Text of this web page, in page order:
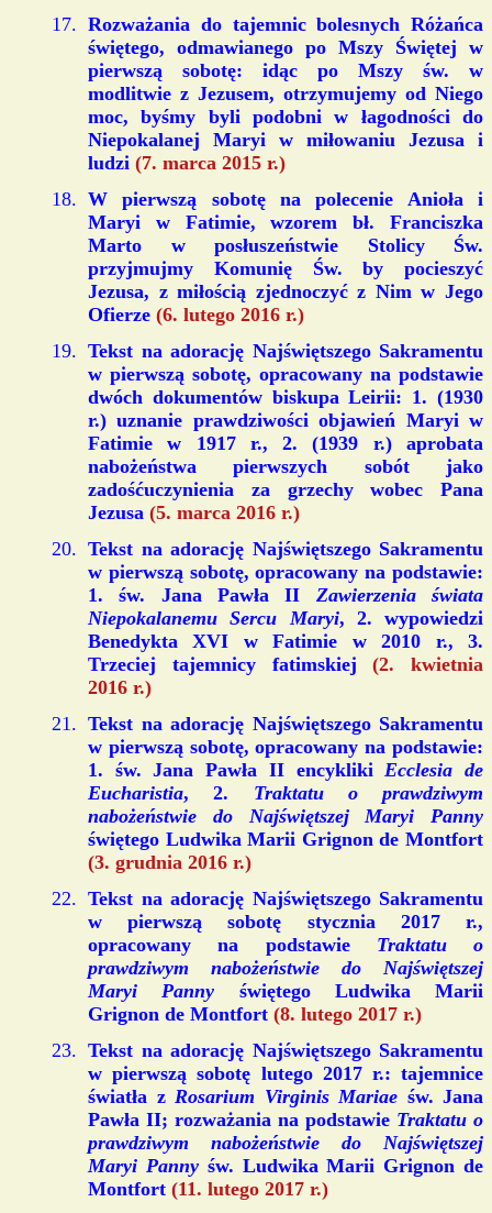
Rozważania do tajemnic bolesnych Różańca
świętego, odmawianego po Mszy Świętej w
pierwszą sobotę: idąc po Mszy św. w
modlitwie z Jezusem, otrzymujemy od Niego
moc, byśmy byli podobni w łagodności do
Niepokalanej Maryi w miłowaniu Jezusa i
ludzi (7. marca 2015 r.)
W pierwszą sobotę na polecenie Anioła i
Maryi w Fatimie, wzorem bł. Franciszka
Marto w posłuszeństwie Stolicy Św.
przyjmujmy Komunię Św. by pocieszyć
Jezusa, z miłością zjednoczyć z Nim w Jego
Ofierze (6. lutego 2016 r.)
Tekst na adorację Najświętszego Sakramentu
w pierwszą sobotę, opracowany na podstawie
dwóch dokumentów biskupa Leirii: 1. (1930
r.) uznanie prawdziwości objawień Maryi w
Fatimie w 1917 r., 2. (1939 r.) aprobata
nabożeństwa pierwszych sobót jako
zadośćuczynienia za grzechy wobec Pana
Jezusa (5. marca 2016 r.)
Tekst na adorację Najświętszego Sakramentu
w pierwszą sobotę, opracowany na podstawie:
1. św. Jana Pawła II Zawierzenia świata
Niepokalanemu Sercu Maryi, 2. wypowiedzi
Benedykta XVI w Fatimie w 2010 r., 3.
Trzeciej tajemnicy fatimskiej (2. kwietnia
2016 r.)
Tekst na adorację Najświętszego Sakramentu
w pierwszą sobotę, opracowany na podstawie:
1. św. Jana Pawła II encyklikiEcclesia de
Eucharistia, 2. Traktatu o prawdziwym
nabożeństwie do Najświętszej Maryi Panny
świętego Ludwika Marii Grignon de Montfort
(3. grudnia 2016 r.)
Tekst na adorację Najświętszego Sakramentu
w pierwszą sobotę stycznia 2017 r.,
opracowany na podstawie Traktatu o
prawdziwym nabożeństwie do Najświętszej
Maryi Panny świętego Ludwika Marii
Grignon de Montfort (8. lutego 2017 r.)
Tekst na adorację Najświętszego Sakramentu
w pierwszą sobotę lutego 2017 r.: tajemnice
światła z Rosarium Virginis Mariae św. Jana
Pawła II; rozważania na podstawie Traktatu o
prawdziwym nabożeństwie do Najświętszej
Maryi Pannyśw. Ludwika Marii Grignon de
Montfort (11. lutego 2017 r.)